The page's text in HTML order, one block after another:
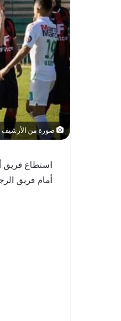
صورة من الأرشيف
استطاع فريق
أمام فريق